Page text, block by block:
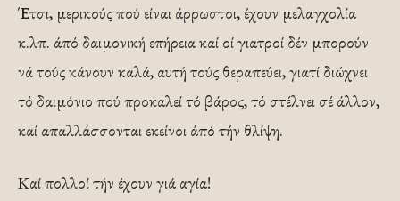
Έτσι, μερικούς πού είναι άρρωστοι, έχουν μελαγχολία
κ.λπ. άπό δαιμονική επήρεια καί οί γιατροί δέν μπορούν
νά τούς κάνουν καλά, αυτή τούς θεραπεύει, γιατί διώχνει
τό δαιμόνιο πού προκαλεί τό βάρος, τό στέλνει σέ άλλον,
καί απαλλάσσονται εκείνοι άπό τήν θλίψη.
Καί πολλοί τήν έχουν γιά αγία!